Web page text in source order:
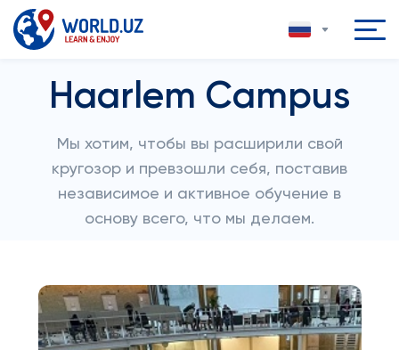
Haarlem Campus
Мы хотим, чтобы вы расширили свой
кругозор и превзошли себя, поставив
независимое и активное обучение в
основу всего, что мы делаем.